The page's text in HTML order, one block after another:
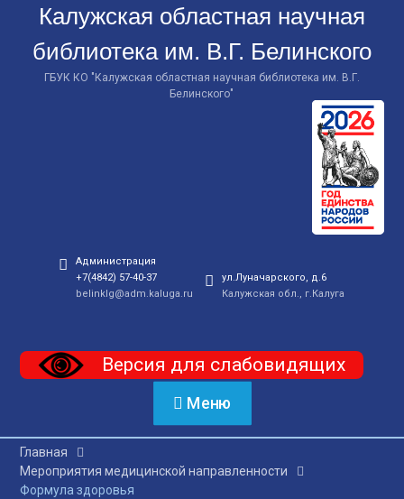
Калужская областная научная
библиотека им. В.Г. Белинского
ГБУК КО "Калужская областная научная библиотека им. В.Г.
Белинского"
Администрация
+7(4842) 57-40-37
belinklg@adm.kaluga.ru
ул.Луначарского, д.6
Калужская обл., г.Калуга
Версия для слабовидящих
Меню
Главная
Мероприятия медицинской направленности
Формула здоровья